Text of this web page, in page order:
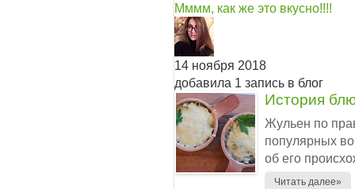
Мммм, как же это вкусно!!!!
14 ноября 2018
добавила 1 запись в блог
История
Жульен по
популярных
об его
Читать далее»